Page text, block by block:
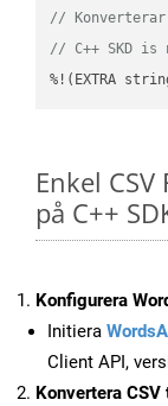
// Konverterar
// C++ SKD
%!(EXTRA
Enkel
på C++
Konfigurera
Initiera
Client API,
Konvertera